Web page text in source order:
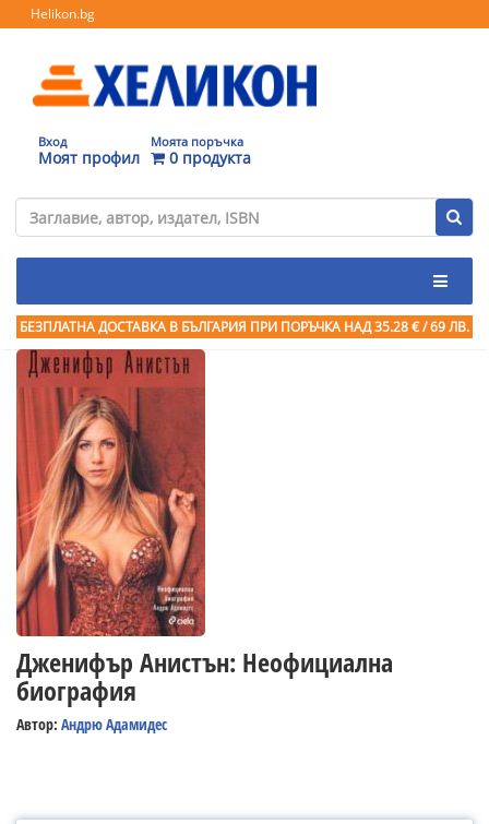
Helikon.bg
Вход
Моят профил
Моята поръчка
0 продукта
БЕЗПЛАТНА ДОСТАВКА В БЪЛГАРИЯ ПРИ ПОРЪЧКА НАД 35.28 € / 69 ЛВ.
Дженифър Анистън: Неофициална
биография
Автор: Андрю Адамидес